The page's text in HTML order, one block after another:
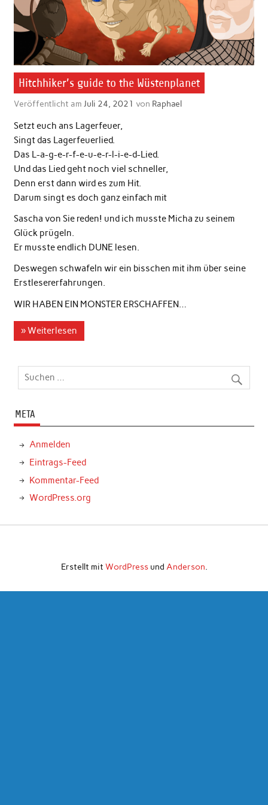
Hitchhiker’s guide to the Wüstenplanet
Veröffentlicht am Juli 24, 2021 von Raphael
Setzt euch ans Lagerfeuer,
Singt das Lagerfeuerlied.
Das L-a-g-e-r-f-e-u-e-r-l-i-e-d-Lied.
Und das Lied geht noch viel schneller,
Denn erst dann wird es zum Hit.
Darum singt es doch ganz einfach mit
Sascha von Sie reden! und ich musste Micha zu seinem
Glück prügeln.
Er musste endlich DUNE lesen.
Deswegen schwafeln wir ein bisschen mit ihm über seine
Erstlesererfahrungen.
WIR HABEN EIN MONSTER ERSCHAFFEN…
» Weiterlesen
META
Anmelden
Eintrags-Feed
Kommentar-Feed
WordPress.org
Erstellt mit WordPressund Anderson